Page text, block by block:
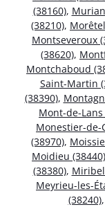
(38160),
(38210),
Montseveroux
(38620),
Montchaboud
Saint-Martin
(38390),
Mont-de-Lans
Monestier-de-
(38970),
Moidieu (38440)
(38380),
Meyrieu-les-
(38240),